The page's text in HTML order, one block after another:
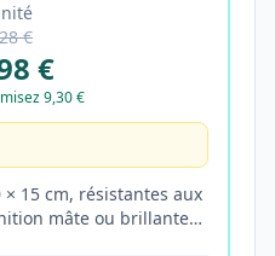
€
€
9,30 €
15 cm, résistantes aux
mâte ou brillante…